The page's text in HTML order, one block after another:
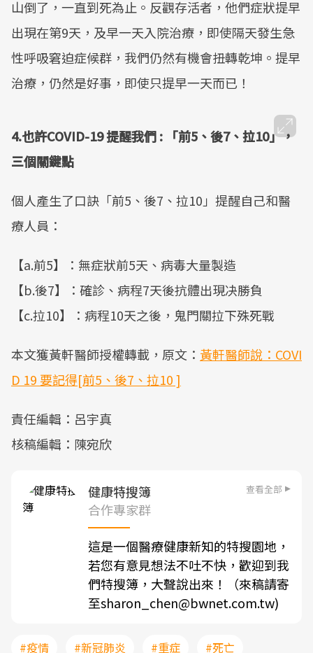
山倒了，一直到死為止。反觀存活者，他們症狀提早
出現在第9天，及早一天入院治療，即使隔天發生急
性呼吸窘迫症候群，我們仍然有機會扭轉乾坤。提早
治療，仍然是好事，即使只提早一天而已！
4.也許COVID-19 提醒我們 : 「前5、後7、拉10」，
三個關鍵點
個人產生了口訣「前5、後7、拉10」提醒自己和醫
療人員：
【a.前5】：無症狀前5天、病毒大量製造
【b.後7】：確診、病程7天後抗體出現决勝負
【c.拉10】：病程10天之後，鬼門關拉下殊死戰
本文獲黃軒醫師授權轉載，原文： 黃軒醫師說：COVI
D 19 要記得[前5、後7、拉10 ]
責任編輯：呂宇真
核稿編輯：陳宛欣
健康特搜簿 查看全部
合作專家群
這是一個醫療健康新知的特搜園地，
若您有意見想法不吐不快，歡迎到我
們特搜簿，大聲說出來！（來稿請寄
至sharon_chen@bwnet.com.tw)
#疫情 #新冠肺炎 #重症 #死亡